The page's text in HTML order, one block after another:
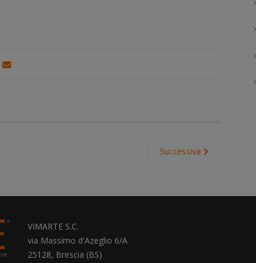
Successiva
h
VIMARTE S.C.
via Massimo d'Azeglio 6/A
25128, Brescia (BS)